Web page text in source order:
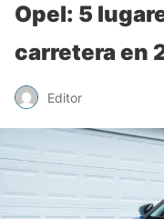
Opel: 5
carretera en
Editor